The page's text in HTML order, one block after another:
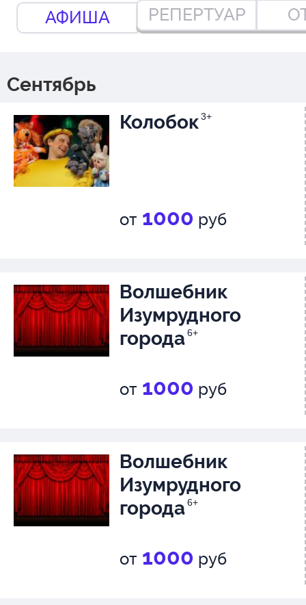
АФИША РЕПЕРТУАР
Сентябрь
Колобок3+
от 1000 руб
Волшебник
Изумрудного
города6+
от 1000 руб
Волшебник
Изумрудного
города6+
от 1000 руб